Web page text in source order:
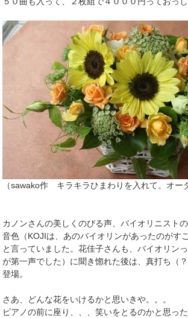
（sawako作 キラキラひまわりを入れて。オー
カノンさんの美しくのびる声、バイオリニスト
音色（KOJIは、あのバイオリンがあったのがす
と言っていました。花佳子さんも、バイオリンっ
が第一声でした）に聞き惚れた後は、真打ち（
登場。
さあ、どんな花をいけるかと思いきや。。。
ピアノの前に座り、、、笑いをとるのかと思っ